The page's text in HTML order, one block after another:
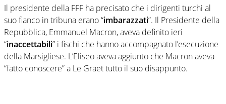
Il presidente della FFF ha precisato che i dirigenti turchi al
suo fianco in tribuna erano “imbarazzati“. Il Presidente della
Repubblica, Emmanuel Macron, aveva definito ieri
“inaccettabili” i fischi che hanno accompagnato l’esecuzione
della Marsigliese. L’Eliseo aveva aggiunto che Macron aveva
“fatto conoscere” a Le Graet tutto il suo disappunto.